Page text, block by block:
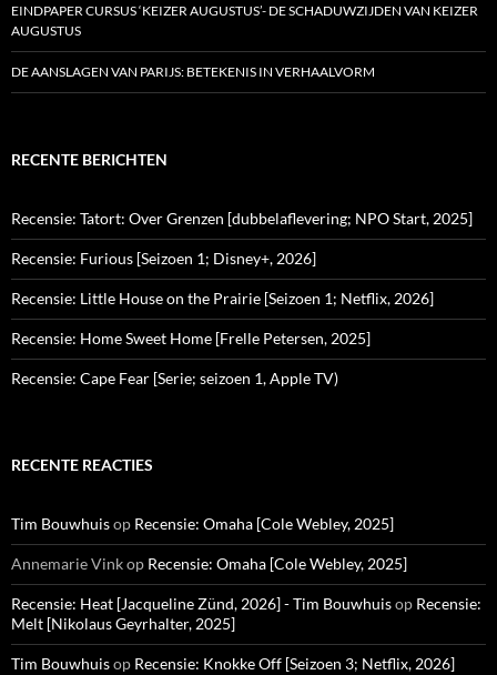
EINDPAPER CURSUS ‘KEIZER AUGUSTUS’- DE SCHADUWZIJDEN VAN KEIZER
AUGUSTUS
DE AANSLAGEN VAN PARIJS: BETEKENIS IN VERHAALVORM
RECENTE BERICHTEN
Recensie: Tatort: Over Grenzen [dubbelaflevering; NPO Start, 2025]
Recensie: Furious [Seizoen 1; Disney+, 2026]
Recensie: Little House on the Prairie [Seizoen 1; Netflix, 2026]
Recensie: Home Sweet Home [Frelle Petersen, 2025]
Recensie: Cape Fear [Serie; seizoen 1, Apple TV)
RECENTE REACTIES
Tim Bouwhuisop Recensie: Omaha [Cole Webley, 2025]
Annemarie Vinkop Recensie: Omaha [Cole Webley, 2025]
Recensie: Heat [Jacqueline Zünd, 2026] - Tim Bouwhuisop Recensie:
Melt [Nikolaus Geyrhalter, 2025]
Tim Bouwhuisop Recensie: Knokke Off [Seizoen 3; Netflix, 2026]